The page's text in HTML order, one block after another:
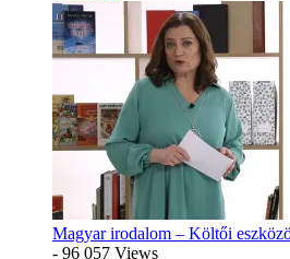
Magyar irodalom – Költői
- 96 057 Views